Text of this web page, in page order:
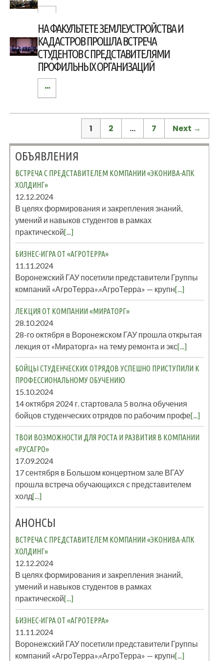
НА ФАКУЛЬТЕТЕ ЗЕМЛЕУСТРОЙСТВА И
КАДАСТРОВ ПРОШЛА ВСТРЕЧА
СТУДЕНТОВ С ПРЕДСТАВИТЕЛЯМИ
ПРОФИЛЬНЫХ ОРГАНИЗАЦИЙ
1 2 … 7 Next →
ОБЪЯВЛЕНИЯ
ВСТРЕЧА С ПРЕДСТАВИТЕЛЕМ КОМПАНИИ «ЭКОНИВА-АПК
ХОЛДИНГ»
12.12.2024
В целях формирования и закрепления знаний,
умений и навыков студентов в рамках
практической[...]
БИЗНЕС-ИГРА ОТ «АГРОТЕРРА»
11.11.2024
Воронежский ГАУ посетили представители Группы
компаний «АгроТерра».«АгроТерра» — крупн[...]
ЛЕКЦИЯ ОТ КОМПАНИИ «МИРАТОРГ»
28.10.2024
28-го октября в Воронежском ГАУ прошла открытая
лекция от «Мираторга» на тему ремонта и экс[...]
БОЙЦЫ СТУДЕНЧЕСКИХ ОТРЯДОВ УСПЕШНО ПРИСТУПИЛИ К
ПРОФЕССИОНАЛЬНОМУ ОБУЧЕНИЮ
15.10.2024
14 октября 2024 г. стартовала 5 волна обучения
бойцов студенческих отрядов по рабочим профе[...]
ТВОИ ВОЗМОЖНОСТИ ДЛЯ РОСТА И РАЗВИТИЯ В КОМПАНИИ
«РУСАГРО»
17.09.2024
17 сентября в Большом концертном зале ВГАУ
прошла встреча обучающихся с представителем
холд[...]
АНОНСЫ
ВСТРЕЧА С ПРЕДСТАВИТЕЛЕМ КОМПАНИИ «ЭКОНИВА-АПК
ХОЛДИНГ»
12.12.2024
В целях формирования и закрепления знаний,
умений и навыков студентов в рамках
практической[...]
БИЗНЕС-ИГРА ОТ «АГРОТЕРРА»
11.11.2024
Воронежский ГАУ посетили представители Группы
компаний «АгроТерра».«АгроТерра» — крупн[...]